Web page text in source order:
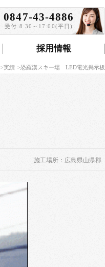
採用情報
0847-43-4886
受付:8:30～17:00(平日)
実績 恐羅漢スキー場 LED電光掲示板
施工場所：広島県山県郡